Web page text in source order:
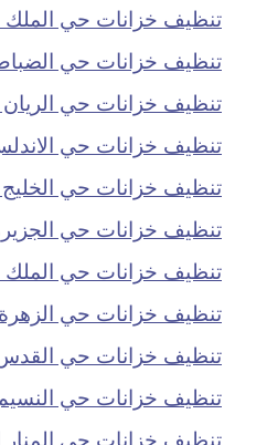
تنظيف خزانات حي الملك
تنظيف خزانات حي
تنظيف خزانات حي
تنظيف خزانات حي
تنظيف خزانات حي
تنظيف خزانات حي
تنظيف خزانات حي
تنظيف خزانات حي
تنظيف خزانات حي
تنظيف خزانات حي
تنظيف خزانات حي المنار